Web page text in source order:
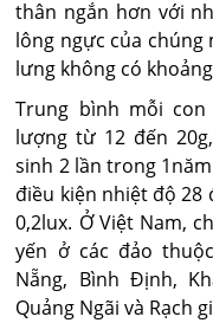
thân ngắn hơn với
lông ngực của
lưng không có
Trung bình mỗi
lượng từ 12 đến
sinh 2 lần trong
điều kiện nhiệt độ 28
0,2lux. Ở Việt Nam,
yến ở các đảo
Nẵng, Bình Định,
Quảng Ngãi và Rạch